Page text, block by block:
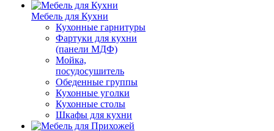
Мебель для Кухни
Кухонные гарнитуры
Фартуки для кухни
(панели МДФ)
Мойка,
посудосушитель
Обеденные группы
Кухонные уголки
Кухонные столы
Шкафы для кухни